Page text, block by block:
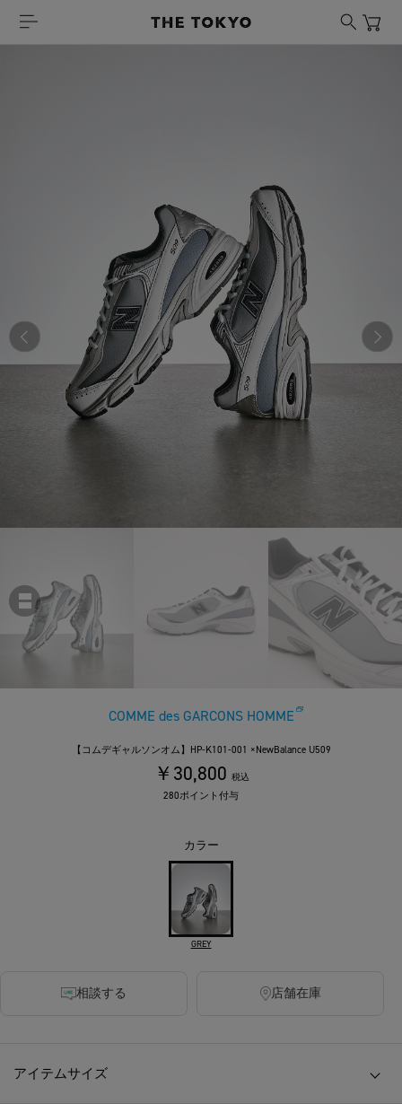
COMME des GARCONS HOMME
【コムデギャルソンオム】HP-K101-001 ×NewBalance U509
￥30,800 税込
280ポイント付与
カラー
GREY
相談する 店舗在庫
アイテムサイズ